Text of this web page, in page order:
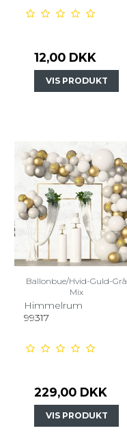
12,00 DKK
VIS PRODUKT
Ballonbue/Hvid-Guld-Grå
Mix
Himmelrum
99317
229,00 DKK
VIS PRODUKT